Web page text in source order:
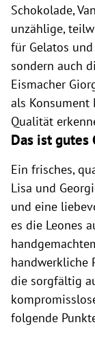
Schokolade,
unzählige,
für Gelatos
sondern auch
Eismacher
als Konsument
Qualität
Das ist gutes
Ein frisches,
Lisa und
und eine
es die Leones
handwerkliche
die sorgfältig
folgende